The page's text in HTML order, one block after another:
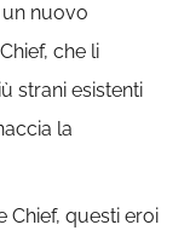
nuovo
che li
strani esistenti
la
Chief, questi eroi